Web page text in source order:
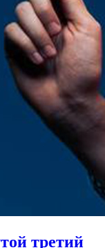
третий